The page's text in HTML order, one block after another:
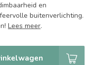
en
buitenverlichting.
Lees meer.